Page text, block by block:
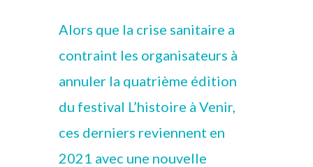
Alors que la crise sanitaire a
contraint les organisateurs à
annuler la quatrième édition
du festival L’histoire à Venir,
ces derniers reviennent en
2021 avec une nouvelle